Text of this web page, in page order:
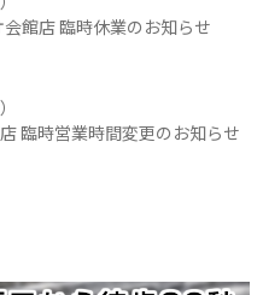
館店 臨時休業のお知らせ
臨時営業時間変更のお知らせ